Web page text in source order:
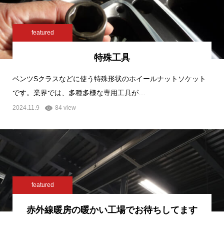
featured
特殊工具
ベンツSクラスなどに使う特殊形状のホイールナットソケット
です。業界では、多種多様な専用工具が…
2024.11.9 84 view
featured
赤外線暖房の暖かい工場でお待ちしてます